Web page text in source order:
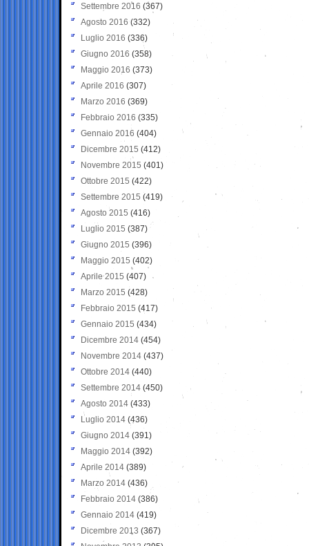
Settembre 2016 (367)
Agosto 2016 (332)
Luglio 2016 (336)
Giugno 2016 (358)
Maggio 2016 (373)
Aprile 2016 (307)
Marzo 2016 (369)
Febbraio 2016 (335)
Gennaio 2016 (404)
Dicembre 2015 (412)
Novembre 2015 (401)
Ottobre 2015 (422)
Settembre 2015 (419)
Agosto 2015 (416)
Luglio 2015 (387)
Giugno 2015 (396)
Maggio 2015 (402)
Aprile 2015 (407)
Marzo 2015 (428)
Febbraio 2015 (417)
Gennaio 2015 (434)
Dicembre 2014 (454)
Novembre 2014 (437)
Ottobre 2014 (440)
Settembre 2014 (450)
Agosto 2014 (433)
Luglio 2014 (436)
Giugno 2014 (391)
Maggio 2014 (392)
Aprile 2014 (389)
Marzo 2014 (436)
Febbraio 2014 (386)
Gennaio 2014 (419)
Dicembre 2013 (367)